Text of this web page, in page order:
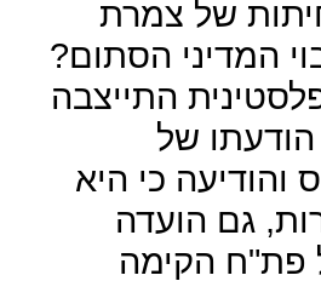
של צמרת
המדיני הסתום?
התייצבה
של
כי היא
גם הועדה
פת"ח הקימה